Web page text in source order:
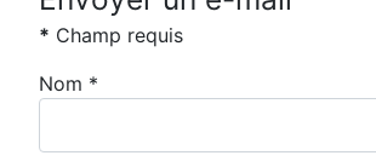
* Champ requis
Nom *